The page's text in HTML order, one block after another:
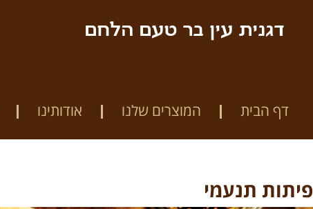
דגנית עין בר טעם הלחם
דף הבית המוצרים שלנו אודותינו
פיתות תנעמי